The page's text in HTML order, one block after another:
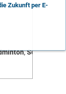
,Squash, und
Zukunft per E-